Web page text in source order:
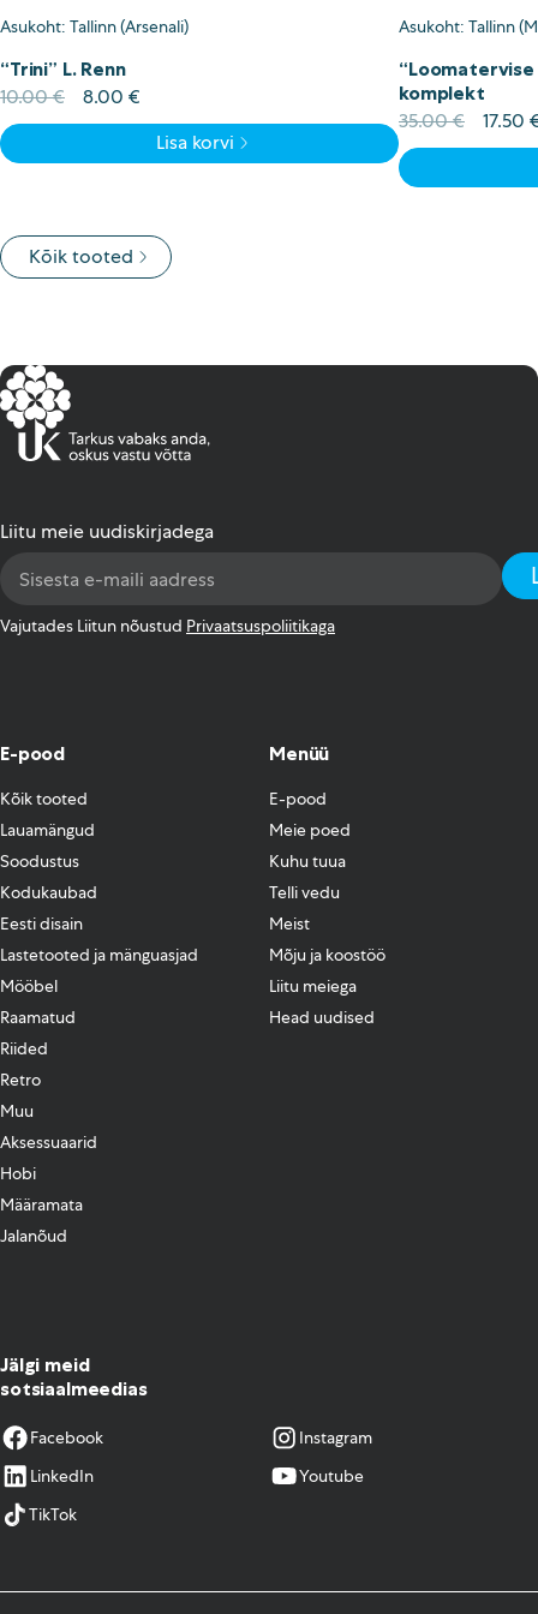
Asukoht: Tallinn (Arsenali)
“Trini” L. Renn
10.00€
Algne
hind
10.00 €.
8.00 €
price
8.00 €.
Lisa korvi
Asukoht: Tallinn
“Loomatervise
komplekt
35.00€
Algne
hind
35.00
17.50
Kõik tooted
Liitu meie uudiskirjadega
Address
Vajutades Liitun nõustud Privaatsuspoliitikaga
E-pood
Kõik tooted
Lauamängud
Soodustus
Kodukaubad
Eesti disain
Lastetooted ja mänguasjad
Mööbel
Raamatud
Riided
Retro
Muu
Aksessuaarid
Hobi
Määramata
Jalanõud
Menüü
E-pood
Meie poed
Kuhu tuua
Telli vedu
Meist
Mõju ja koostöö
Liitu meiega
Head uudised
Jälgi meid
sotsiaalmeedias
Facebook
Instagram
LinkedIn
Youtube
TikTok